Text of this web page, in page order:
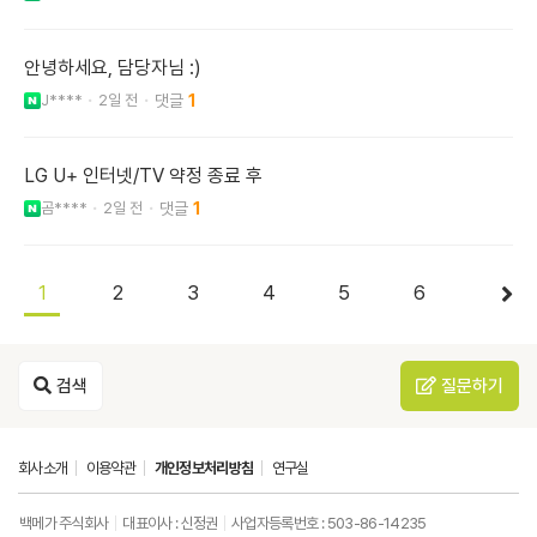
안녕하세요, 담당자님 :)
J**** 2일 전 1
LG U+ 인터넷/TV 약정 종료 후
곰**** 2일 전 1
1 2 3 4 5 6
검색 질문하기
회사소개 이용약관 개인정보처리방침 연구실
백메가 주식회사 대표이사 : 신정권 사업자등록번호 : 503-86-14235